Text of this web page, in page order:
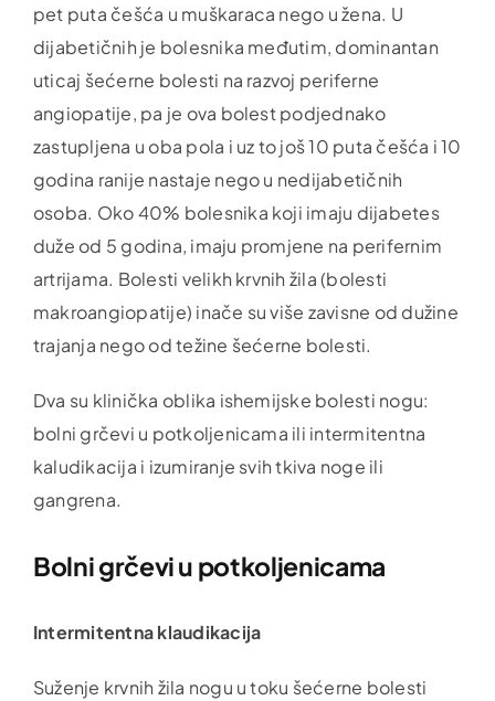
pet puta češća u muškaraca nego u žena. U
dijabetičnih je bolesnika međutim, dominantan
uticaj šećerne bolesti na razvoj periferne
angiopatije, pa je ova bolest podjednako
zastupljena u oba pola i uz to još 10 puta češća i 10
godina ranije nastaje nego u nedijabetičnih
osoba. Oko 40% bolesnika koji imaju dijabetes
duže od 5 godina, imaju promjene na perifernim
artrijama. Bolesti velikh krvnih žila (bolesti
makroangiopatije) inače su više zavisne od dužine
trajanja nego od težine šećerne bolesti.
Dva su klinička oblika ishemijske bolesti nogu:
bolni grčevi u potkoljenicama ili intermitentna
kaludikacija i izumiranje svih tkiva noge ili
gangrena.
Bolni grčevi u potkoljenicama
Intermitentna klaudikacija
Suženje krvnih žila nogu u toku šećerne bolesti